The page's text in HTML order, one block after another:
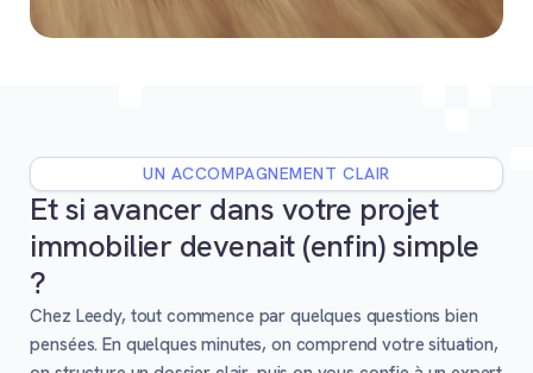
UN ACCOMPAGNEMENT CLAIR
Et si avancer dans votre projet
immobilier devenait (enfin) simple
?
Chez Leedy, tout commence par quelques questions bien
pensées. En quelques minutes, on comprend votre situation,